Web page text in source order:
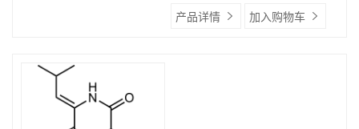
产品详情 加入购物车